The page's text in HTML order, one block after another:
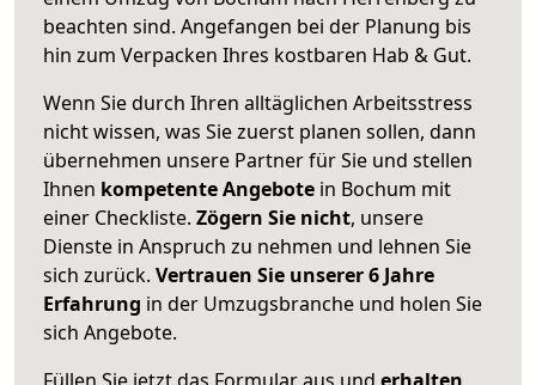
beachten sind. Angefangen bei der Planung bis
hin zum Verpacken Ihres kostbaren Hab & Gut.
Wenn Sie durch Ihren alltäglichen Arbeitsstress
nicht wissen, was Sie zuerst planen sollen, dann
übernehmen unsere Partner für Sie und stellen
Ihnen kompetente Angebote in Bochum mit
einer Checkliste. Zögern Sie nicht, unsere
Dienste in Anspruch zu nehmen und lehnen Sie
sich zurück. Vertrauen Sie unserer 6 Jahre
Erfahrung in der Umzugsbranche und holen Sie
sich Angebote.